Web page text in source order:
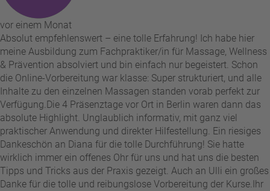
vor einem Monat
Absolut empfehlenswert – eine tolle Erfahrung! Ich habe hier
meine Ausbildung zum Fachpraktiker/in für Massage, Wellness
& Prävention absolviert und bin einfach nur begeistert. Schon
die Online-Vorbereitung war klasse: Super strukturiert, und alle
Inhalte zu den einzelnen Massagen standen vorab perfekt zur
Verfügung. ​Die 4 Präsenztage vor Ort in Berlin waren dann das
absolute Highlight. Unglaublich informativ, mit ganz viel
praktischer Anwendung und direkter Hilfestellung. Ein riesiges
Dankeschön an Diana für die tolle Durchführung! Sie hatte
wirklich immer ein offenes Ohr für uns und hat uns die besten
Tipps und Tricks aus der Praxis gezeigt. Auch an Ulli ein großes
Danke für die tolle und reibungslose Vorbereitung der Kurse. ​Ihr